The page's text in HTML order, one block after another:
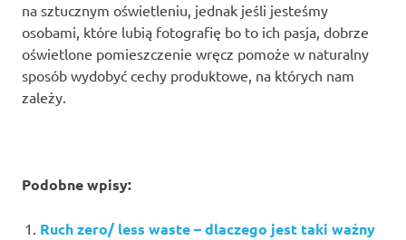
na sztucznym oświetleniu, jednak jeśli jesteśmy
osobami, które lubią fotografię bo to ich pasja, dobrze
oświetlone pomieszczenie wręcz pomoże w naturalny
sposób wydobyć cechy produktowe, na których nam
zależy.
Podobne wpisy:
Ruch zero/ less waste – dlaczego jest taki ważny